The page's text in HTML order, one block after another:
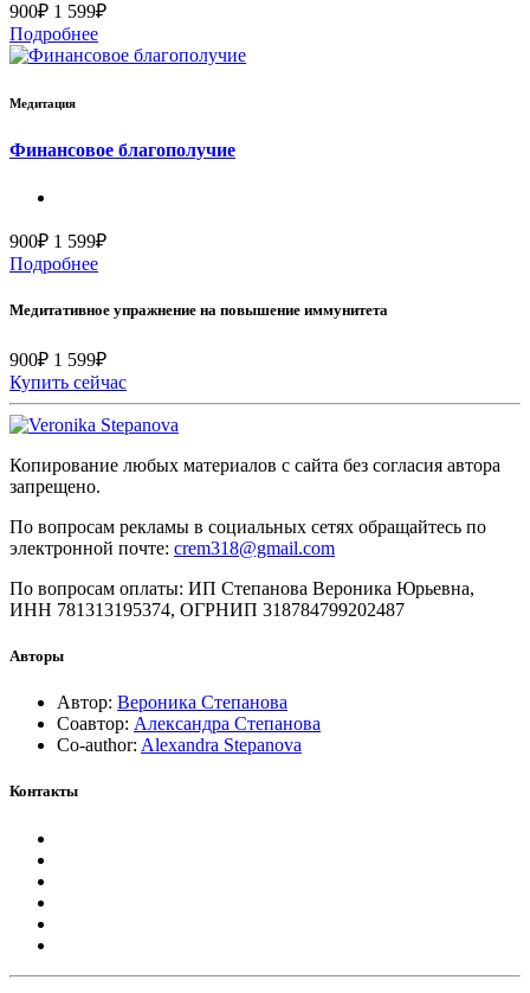
900₽ 1 599₽
Подробнее
Медитация
Финансовое благополучие
900₽ 1 599₽
Подробнее
Медитативное упражнение на повышение иммунитета
900₽ 1 599₽
Купить сейчас
Копирование любых материалов с сайта без согласия автора
запрещено.
По вопросам рекламы в социальных сетях обращайтесь по
электронной почте: crem318@gmail.com
По вопросам оплаты: ИП Степанова Вероника Юрьевна,
ИНН 781313195374, ОГРНИП 318784799202487
Авторы
Автор: Вероника Степанова
Соавтор: Александра Степанова
Co-author: Alexandra Stepanova
Контакты